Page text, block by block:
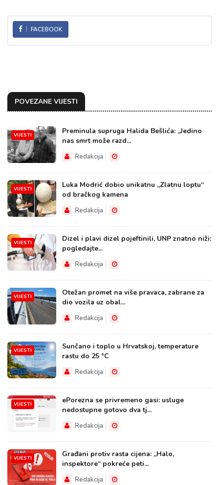
FACEBOOK
POVEZANE VIJESTI
VIJESTI
Preminula supruga Halida Bešlića: „Jedino
nas smrt može razd...
Redakcija
VIJESTI
Luka Modrić dobio unikatnu „Zlatnu loptu“
od bračkog kamena
Redakcija
VIJESTI
Dizel i plavi dizel pojeftinili, UNP znatno niži:
pogledajte...
Redakcija
VIJESTI
Otežan promet na više pravaca, zabrane za
dio vozila uz obal...
Redakcija
VIJESTI
Sunčano i toplo u Hrvatskoj, temperature
rastu do 25 °C
Redakcija
VIJESTI
ePorezna se privremeno gasi: usluge
nedostupne gotovo dva tj...
Redakcija
VIJESTI
Građani protiv rasta cijena: „Halo,
inspektore“ pokreće peti...
Redakcija